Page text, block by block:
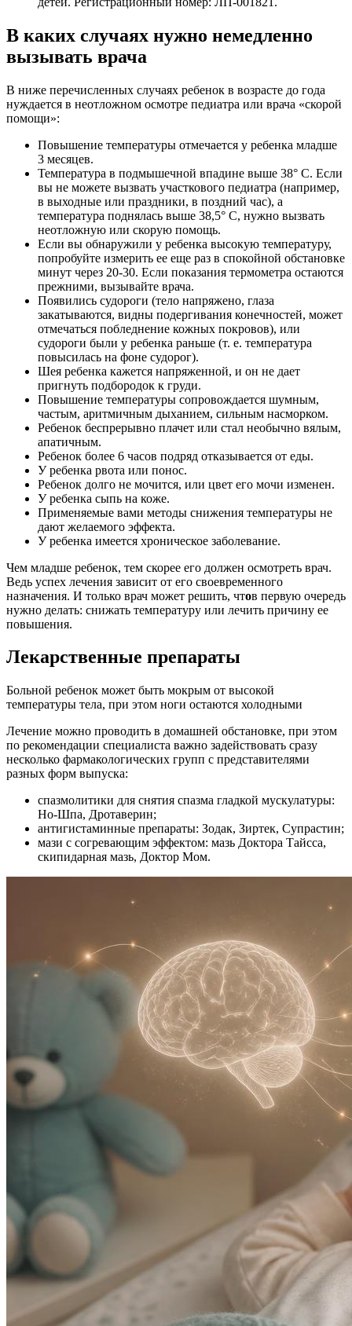
В каких случаях нужно немедленно
вызывать врача
В ниже перечисленных случаях ребенок в возрасте до года
нуждается в неотложном осмотре педиатра или врача «скорой
помощи»:
Повышение температуры отмечается у ребенка младше
3 месяцев.
Температура в подмышечной впадине выше 38° С. Если
вы не можете вызвать участкового педиатра (например,
в выходные или праздники, в поздний час), а
температура поднялась выше 38,5° С, нужно вызвать
неотложную или скорую помощь.
Если вы обнаружили у ребенка высокую температуру,
попробуйте измерить ее еще раз в спокойной обстановке
минут через 20-30. Если показания термометра остаются
прежними, вызывайте врача.
Появились судороги (тело напряжено, глаза
закатываются, видны подергивания конечностей, может
отмечаться побледнение кожных покровов), или
судороги были у ребенка раньше (т. е. температура
повысилась на фоне судорог).
Шея ребенка кажется напряженной, и он не дает
пригнуть подбородок к груди.
Повышение температуры сопровождается шумным,
частым, аритмичным дыханием, сильным насморком.
Ребенок беспрерывно плачет или стал необычно вялым,
апатичным.
Ребенок более 6 часов подряд отказывается от еды.
У ребенка рвота или понос.
Ребенок долго не мочится, или цвет его мочи изменен.
У ребенка сыпь на коже.
Применяемые вами методы снижения температуры не
дают желаемого эффекта.
У ребенка имеется хроническое заболевание.
Чем младше ребенок, тем скорее его должен осмотреть врач.
Ведь успех лечения зависит от его своевременного
назначения. И только врач может решить, чтов первую очередь
нужно делать: снижать температуру или лечить причину ее
повышения.
Лекарственные препараты
Больной ребенок может быть мокрым от высокой
температуры тела, при этом ноги остаются холодными
Лечение можно проводить в домашней обстановке, при этом
по рекомендации специалиста важно задействовать сразу
несколько фармакологических групп с представителями
разных форм выпуска:
спазмолитики для снятия спазма гладкой мускулатуры:
Но-Шпа, Дротаверин;
антигистаминные препараты: Зодак, Зиртек, Супрастин;
мази с согревающим эффектом: мазь Доктора Тайсса,
скипидарная мазь, Доктор Мом.